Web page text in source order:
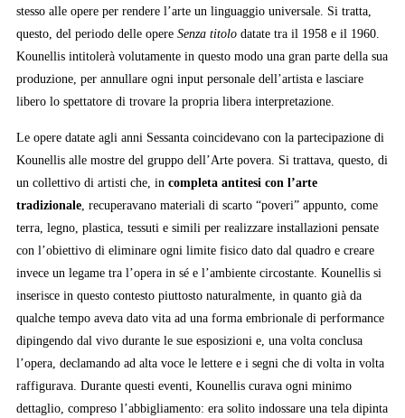
stesso alle opere per rendere l’arte un linguaggio universale. Si tratta,
questo, del periodo delle opere Senza titolo datate tra il 1958 e il 1960.
Kounellis intitolerà volutamente in questo modo una gran parte della sua
produzione, per annullare ogni input personale dell’artista e lasciare
libero lo spettatore di trovare la propria libera interpretazione.
Le opere datate agli anni Sessanta coincidevano con la partecipazione di
Kounellis alle mostre del gruppo dell’Arte povera. Si trattava, questo, di
un collettivo di artisti che, in completa antitesi con l’arte
tradizionale, recuperavano materiali di scarto “poveri” appunto, come
terra, legno, plastica, tessuti e simili per realizzare installazioni pensate
con l’obiettivo di eliminare ogni limite fisico dato dal quadro e creare
invece un legame tra l’opera in sé e l’ambiente circostante. Kounellis si
inserisce in questo contesto piuttosto naturalmente, in quanto già da
qualche tempo aveva dato vita ad una forma embrionale di performance
dipingendo dal vivo durante le sue esposizioni e, una volta conclusa
l’opera, declamando ad alta voce le lettere e i segni che di volta in volta
raffigurava. Durante questi eventi, Kounellis curava ogni minimo
dettaglio, compreso l’abbigliamento: era solito indossare una tela dipinta